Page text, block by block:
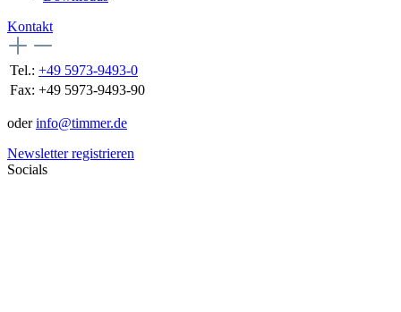
Kontakt
Tel.: +49 5973-9493-0
Fax: +49 5973-9493-90
oderinfo@timmer.de
Newsletter registrieren
Socials